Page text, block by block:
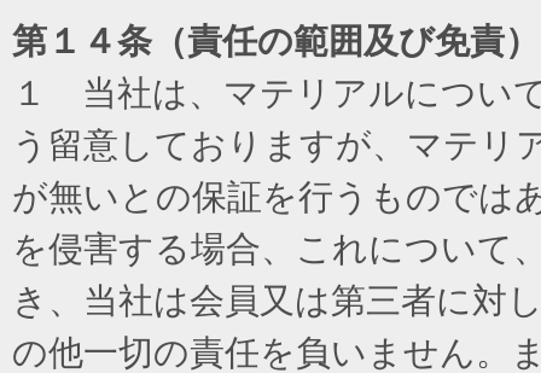
第１４条（責任の範囲及び免責）
１ 当社は、マテリアルについ
う留意しておりますが、マテリ
が無いとの保証を行うものでは
を侵害する場合、これについて
き、当社は会員又は第三者に対
の他一切の責任を負いません。